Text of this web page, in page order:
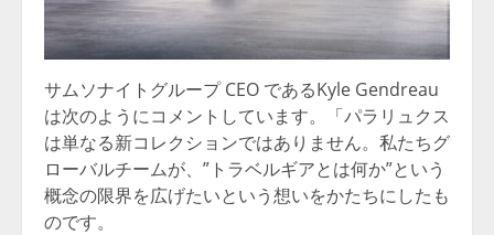
サムソナイトグループ CEO であるKyle Gendreau
は次のようにコメントしています。「パラリュクス
は単なる新コレクションではありません。私たちグ
ローバルチームが、”トラベルギアとは何か”という
概念の限界を広げたいという想いをかたちにしたも
のです。